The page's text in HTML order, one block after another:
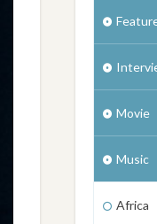
Movie
Music
Africa